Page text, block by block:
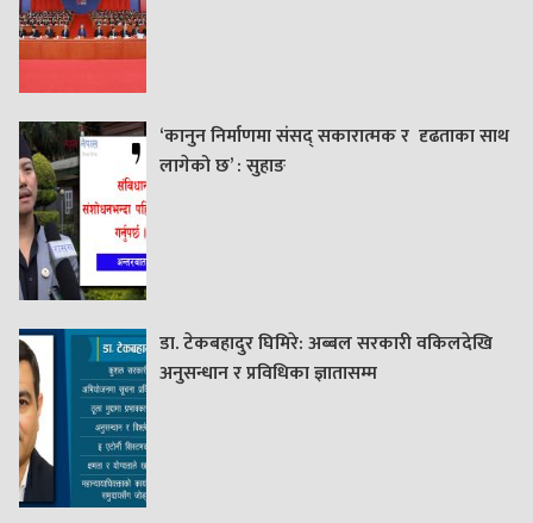
‘कानुन निर्माणमा संसद् सकारात्मक र दृढताका साथ
लागेको छ’ : सुहाङ
डा. टेकबहादुर घिमिरे: अब्बल सरकारी वकिलदेखि
अनुसन्धान र प्रविधिका ज्ञातासम्म